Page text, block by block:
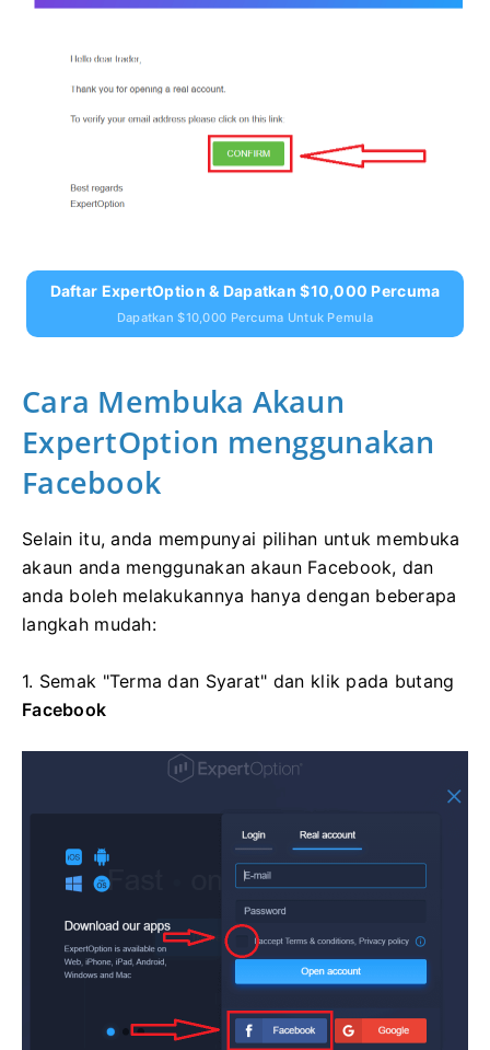
Daftar ExpertOption & Dapatkan $10,000 Percuma
Dapatkan $10,000 Percuma Untuk Pemula
Cara Membuka Akaun
ExpertOption menggunakan
Facebook
Selain itu, anda mempunyai pilihan untuk membuka
akaun anda menggunakan akaun Facebook, dan
anda boleh melakukannya hanya dengan beberapa
langkah mudah:
1. Semak "Terma dan Syarat" dan klik pada butang
Facebook